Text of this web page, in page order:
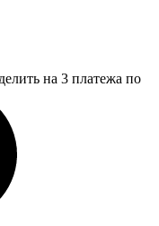
на 3 платежа по